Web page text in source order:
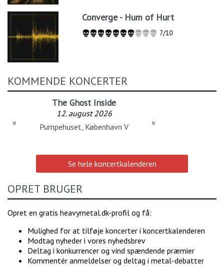
Converge - Hum of Hurt
7/10
KOMMENDE KONCERTER
The Ghost Inside
12. august 2026
Pumpehuset, København V
« »
Se hele koncertkalenderen
OPRET BRUGER
Opret en gratis heavymetal.dk-profil og få:
Mulighed for at tilføje koncerter i koncertkalenderen
Modtag nyheder i vores nyhedsbrev
Deltag i konkurrencer og vind spændende præmier
Kommentér anmeldelser og deltag i metal-debatter